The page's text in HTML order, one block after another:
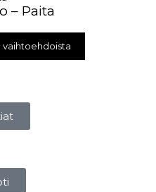
– Paita
vaihtoehdoista